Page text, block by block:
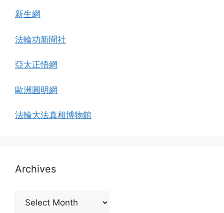
新生網
法輪功新聞社
亞太正悟網
歐洲圓明網
法輪大法真相博物館
Archives
Archives